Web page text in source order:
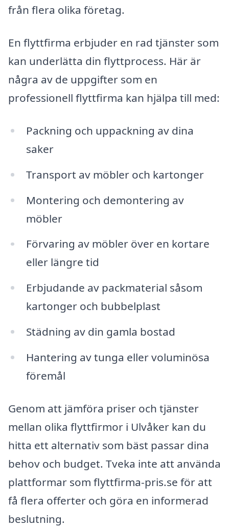
från flera olika företag.
En flyttfirma erbjuder en rad tjänster som
kan underlätta din flyttprocess. Här är
några av de uppgifter som en
professionell flyttfirma kan hjälpa till med:
Packning och uppackning av dina
saker
Transport av möbler och kartonger
Montering och demontering av
möbler
Förvaring av möbler över en kortare
eller längre tid
Erbjudande av packmaterial såsom
kartonger och bubbelplast
Städning av din gamla bostad
Hantering av tunga eller voluminösa
föremål
Genom att jämföra priser och tjänster
mellan olika flyttfirmor i Ulvåker kan du
hitta ett alternativ som bäst passar dina
behov och budget. Tveka inte att använda
plattformar som flyttfirma-pris.se för att
få flera offerter och göra en informerad
beslutning.